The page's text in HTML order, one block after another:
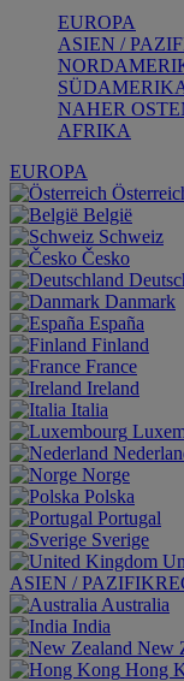
EUROPA
ASIEN /
NAHER
AFRIKA
EUROPA
België
Schweiz
Česko
Danmark
España
Finland
France
Ireland
Italia
Norge
Polska
Portugal
Sverige
ASIEN /
Australia
India
New
Hong